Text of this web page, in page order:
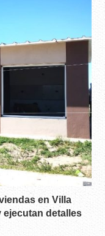
en Villa
ejecutan detalles